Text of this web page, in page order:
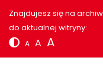
Znajdujesz się na
do aktualnej witryny:
A A A